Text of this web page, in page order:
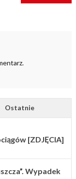
Ostatnie
[ZDJĘCIA]
Wypadek